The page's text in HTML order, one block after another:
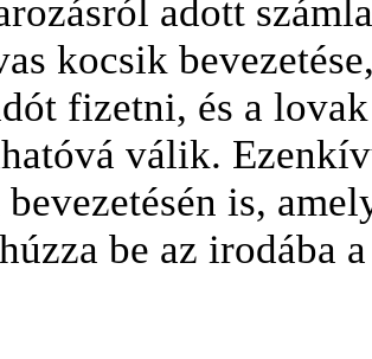
adott
kocsik
fizetni, és a
válik.
is,
be az irodába